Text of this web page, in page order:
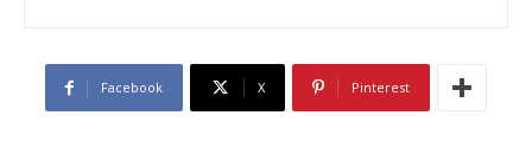
Facebook X Pinterest